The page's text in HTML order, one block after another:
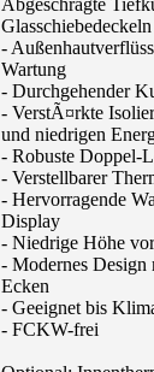
Abgeschrägte
Glasschiebedeckeln
-
Wartung
- Durchgehender
- VerstÃ¤rkte
und niedrigen
- Robuste Doppel-
- Verstellbarer
- Hervorragende
Display
- Niedrige Höhe
- Modernes Design
Ecken
- Geeignet bis
- FCKW-frei